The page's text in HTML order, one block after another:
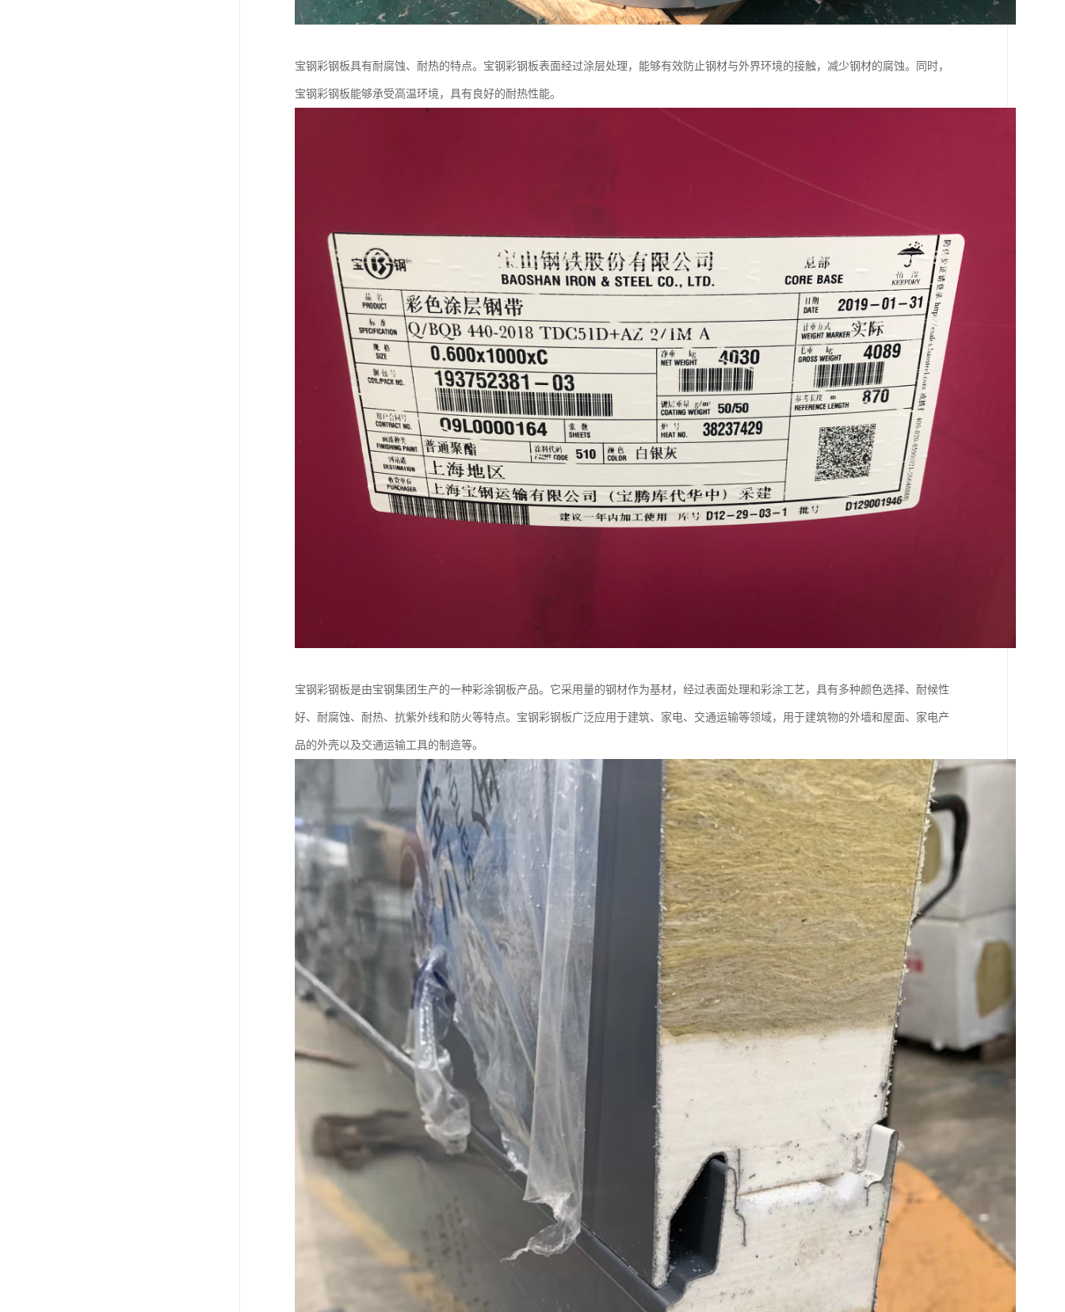
宝钢彩钢板具有耐腐蚀、耐热的特点。宝钢彩钢板表面经过涂层处理，能够有效防止钢材与外界环境的接触，减少钢材的腐蚀。同时，
宝钢彩钢板能够承受高温环境，具有良好的耐热性能。
宝钢彩钢板是由宝钢集团生产的一种彩涂钢板产品。它采用量的钢材作为基材，经过表面处理和彩涂工艺，具有多种颜色选择、耐候性
好、耐腐蚀、耐热、抗紫外线和防火等特点。宝钢彩钢板广泛应用于建筑、家电、交通运输等领域，用于建筑物的外墙和屋面、家电产
品的外壳以及交通运输工具的制造等。